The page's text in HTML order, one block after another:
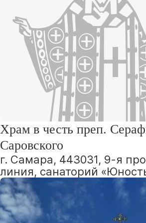
Храм в честь преп.
Саровского
г. Самара, 443031, 9-я
линия, санаторий